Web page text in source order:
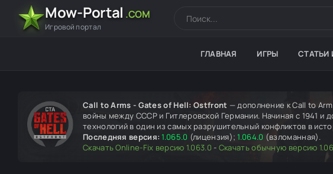
Mow-Portal .COM
Игровой портал
ГЛАВНАЯ ИГРЫ СТАТЬИ
Call to Arms - Gates of Hell: Ostfront — дополнение к Call to
войны между СССР и Гитлеровской Германии. Начиная с 1941 и
технологий в один из самых разрушительный конфликтов в
Последняя версия:1.065.0 (лицензия);1.064.0 (взломанная).
Скачать Online-Fix версию 1.063.0 - Скачать обычную версию